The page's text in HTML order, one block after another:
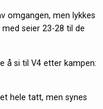
omgangen, men lykkes
seier 23-28 til de
å si til V4 etter kampen:
hele tatt, men synes